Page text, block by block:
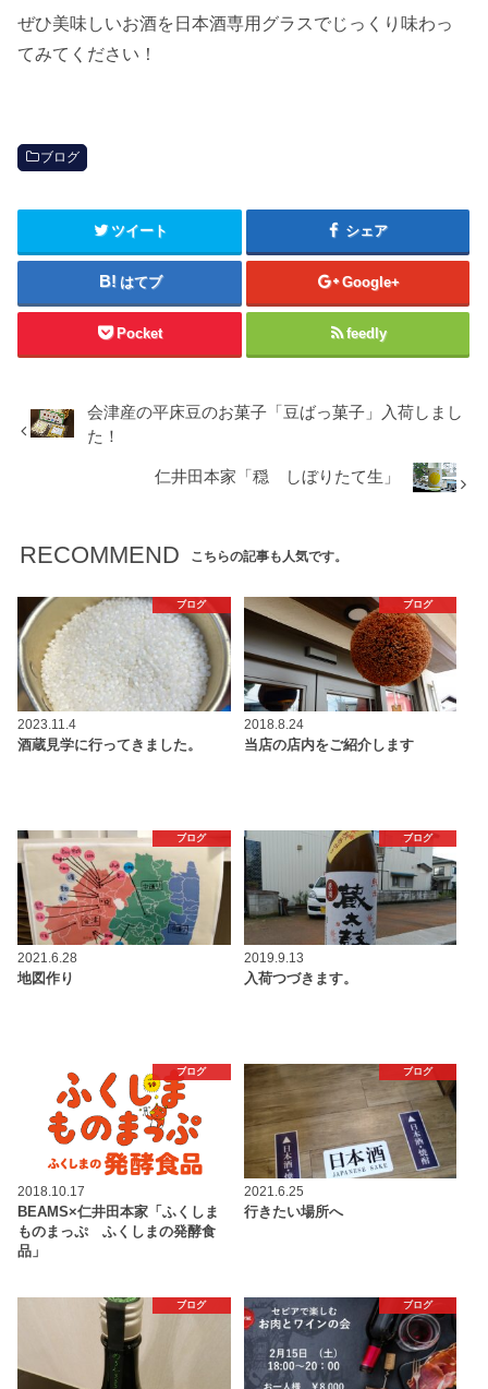
ぜひ美味しいお酒を日本酒専用グラスでじっくり味わっ
てみてください！
ブログ
ツイート シェア
はてブ Google+
Pocket feedly
会津産の平床豆のお菓子「豆ばっ菓子」入荷しまし
た！
仁井田本家「穏 しぼりたて生」
RECOMMEND こちらの記事も人気です。
ブログ
2023.11.4
酒蔵見学に行ってきました。
ブログ
2018.8.24
当店の店内をご紹介します
ブログ
2021.6.28
地図作り
ブログ
2019.9.13
入荷つづきます。
ブログ
2018.10.17
BEAMS×仁井田本家「ふくしま
ものまっぷ ふくしまの発酵食
品」
ブログ
2021.6.25
行きたい場所へ
ブログ ブログ